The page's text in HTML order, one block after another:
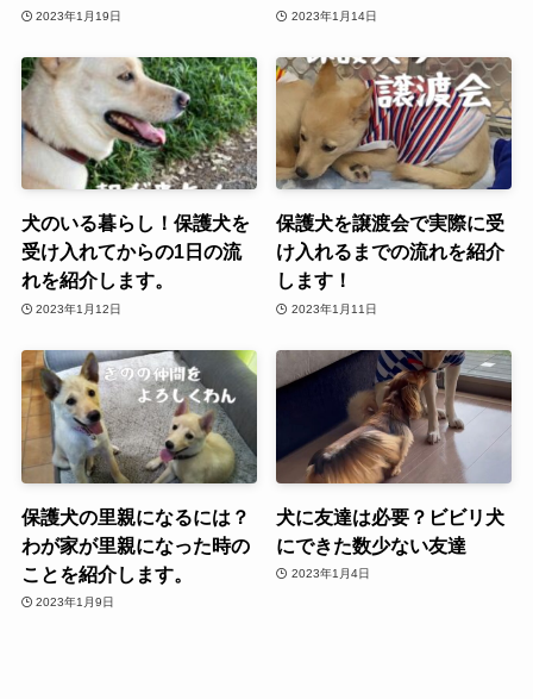
2023年1月19日 2023年1月14日
犬のいる暮らし！保護犬を
受け入れてからの1日の流
れを紹介します。
2023年1月12日
保護犬を譲渡会で実際に受
け入れるまでの流れを紹介
します！
2023年1月11日
保護犬の里親になるには？
わが家が里親になった時の
ことを紹介します。
2023年1月9日
犬に友達は必要？ビビリ犬
にできた数少ない友達
2023年1月4日